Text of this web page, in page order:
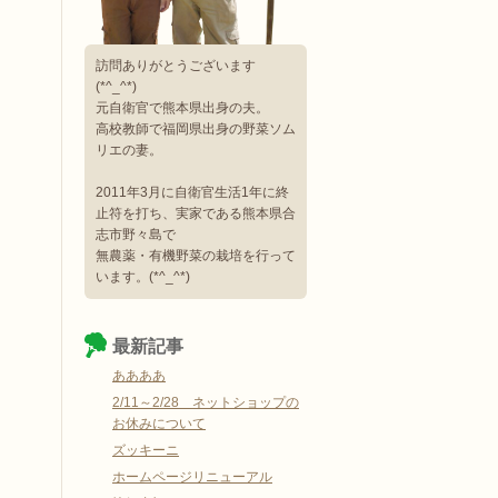
訪問ありがとうございます
(*^_^*)
元自衛官で熊本県出身の夫。
高校教師で福岡県出身の野菜ソム
リエの妻。
2011年3月に自衛官生活1年に終
止符を打ち、実家である熊本県合
志市野々島で
無農薬・有機野菜の栽培を行って
います。(*^_^*)
最新記事
ああああ
2/11～2/28 ネットショップの
お休みについて
ズッキーニ
ホームページリニューアル